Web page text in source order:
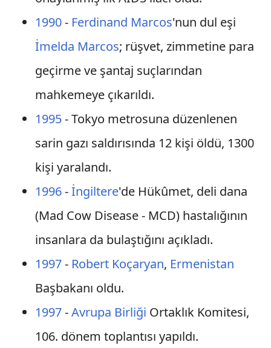
1990- Ferdinand Marcos'nun dul eşi
İmelda Marcos; rüşvet, zimmetine para
geçirme ve şantaj suçlarından
mahkemeye çıkarıldı.
1995- Tokyo metrosuna düzenlenen
sarin gazı saldırısında 12 kişi öldü, 1300
kişi yaralandı.
1996-İngiltere'de Hükûmet, deli dana
(Mad Cow Disease - MCD) hastalığının
insanlara da bulaştığını açıkladı.
1997- Robert Koçaryan, Ermenistan
Başbakanı oldu.
1997-Avrupa Birliği Ortaklık Komitesi,
106. dönem toplantısı yapıldı.